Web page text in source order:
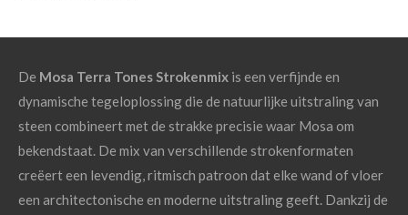
De Mosa Terra TonesStrokenmix is een verfijnde en
dynamische tegeloplossingdie de natuurlijke uitstralingvan
steen combineertmetde strakke precisie waar Mosa om
bekendstaat. De mix van verschillende strokenformaten
creëerteen levendig,ritmisch patroon datelke wand ofvloer
een architectonische en moderne uitstralinggeeft. Dankzij de